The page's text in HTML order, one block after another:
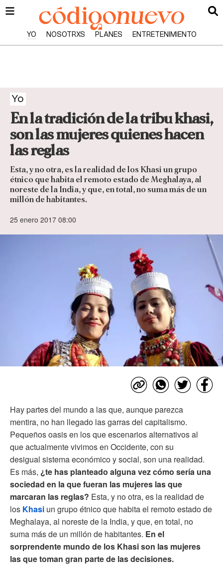
YO NOSOTRXS PLANES ENTRETENIMIENTO
Yo
En la tradición de la tribu khasi,
son las mujeres quienes hacen
las reglas
Esta, y no otra, es la realidad de los Khasi un grupo
étnico que habita el remoto estado de Meghalaya, al
noreste de la India, y que, en total, no suma más de un
millón de habitantes.
25 enero 2017 08:00
Hay partes del mundo a las que, aunque parezca
mentira, no han llegado las garras del capitalismo.
Pequeños oasis en los que escenarios alternativos al
que actualmente vivimos en Occidente, con su
desigual sistema económico y social, son una realidad.
Es más, ¿te has planteado alguna vez cómo sería una
sociedad en la que fueran las mujeres las que
marcaran las reglas? Esta, y no otra, es la realidad de
los Khasi un grupo étnico que habita el remoto estado de
Meghalaya, al noreste de la India, y que, en total, no
suma más de un millón de habitantes. En el
sorprendente mundo de los Khasi son las mujeres
las que toman gran parte de las decisiones.